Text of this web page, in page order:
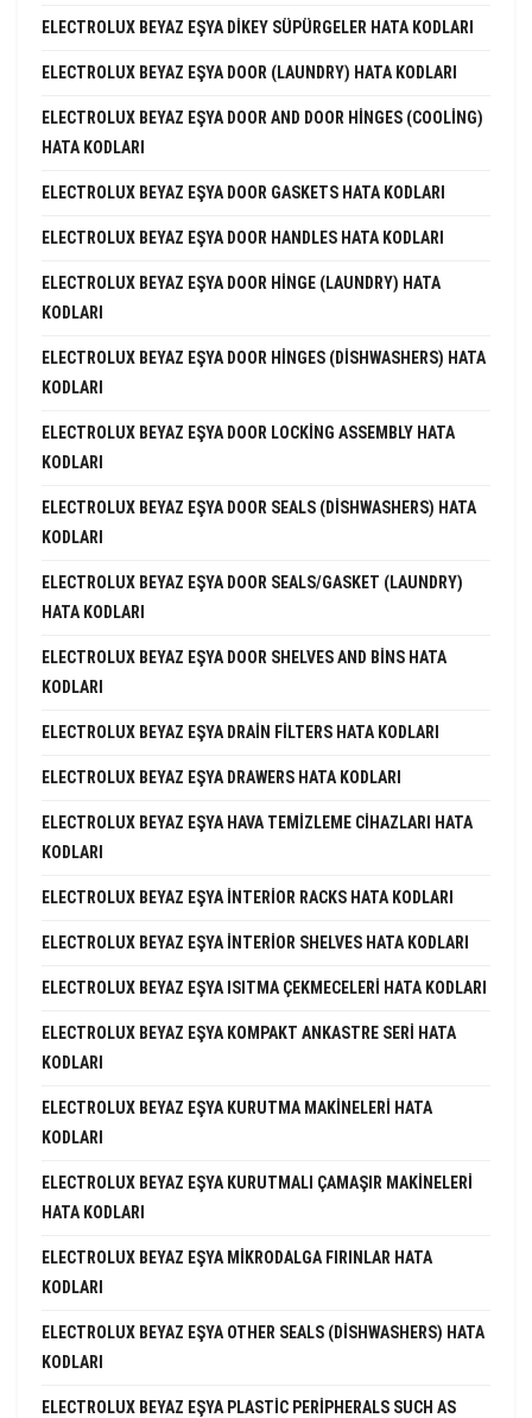
ELECTROLUX BEYAZ EŞYA DIKEY SÜPÜRGELER HATA KODLARI
ELECTROLUX BEYAZ EŞYA DOOR (LAUNDRY) HATA KODLARI
ELECTROLUX BEYAZ EŞYA DOOR AND DOOR HINGES (COOLING)
HATA KODLARI
ELECTROLUX BEYAZ EŞYA DOOR GASKETS HATA KODLARI
ELECTROLUX BEYAZ EŞYA DOOR HANDLES HATA KODLARI
ELECTROLUX BEYAZ EŞYA DOOR HINGE (LAUNDRY) HATA
KODLARI
ELECTROLUX BEYAZ EŞYA DOOR HINGES (DISHWASHERS) HATA
KODLARI
ELECTROLUX BEYAZ EŞYA DOOR LOCKING ASSEMBLY HATA
KODLARI
ELECTROLUX BEYAZ EŞYA DOOR SEALS (DISHWASHERS) HATA
KODLARI
ELECTROLUX BEYAZ EŞYA DOOR SEALS/GASKET (LAUNDRY)
HATA KODLARI
ELECTROLUX BEYAZ EŞYA DOOR SHELVES AND BINS HATA
KODLARI
ELECTROLUX BEYAZ EŞYA DRAIN FILTERS HATA KODLARI
ELECTROLUX BEYAZ EŞYA DRAWERS HATA KODLARI
ELECTROLUX BEYAZ EŞYA HAVA TEMIZLEME CIHAZLARI HATA
KODLARI
ELECTROLUX BEYAZ EŞYA INTERIOR RACKS HATA KODLARI
ELECTROLUX BEYAZ EŞYA INTERIOR SHELVES HATA KODLARI
ELECTROLUX BEYAZ EŞYA ISITMA ÇEKMECELERI HATA KODLARI
ELECTROLUX BEYAZ EŞYA KOMPAKT ANKASTRE SERI HATA
KODLARI
ELECTROLUX BEYAZ EŞYA KURUTMA MAKINELERI HATA
KODLARI
ELECTROLUX BEYAZ EŞYA KURUTMALI ÇAMAŞIR MAKINELERI
HATA KODLARI
ELECTROLUX BEYAZ EŞYA MIKRODALGA FIRINLAR HATA
KODLARI
ELECTROLUX BEYAZ EŞYA OTHER SEALS (DISHWASHERS) HATA
KODLARI
ELECTROLUX BEYAZ EŞYA PLASTIC PERIPHERALS SUCH AS